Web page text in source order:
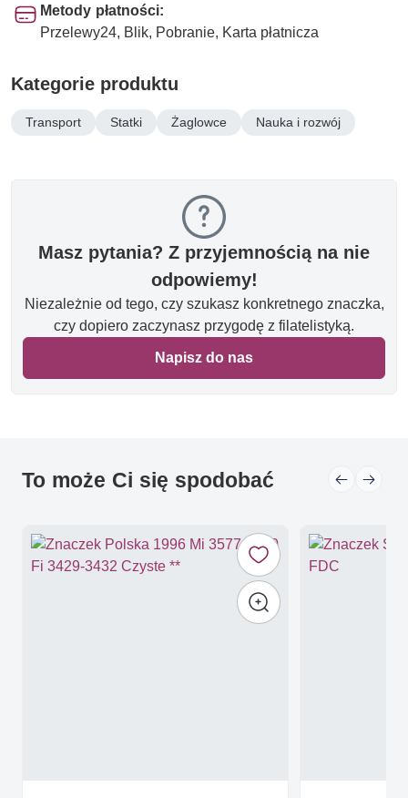
Metody płatności:
Przelewy24, Blik, Pobranie, Karta płatnicza
Kategorie produktu
Transport Statki Żaglowce Nauka i rozwój
Masz pytania? Z przyjemnością na nie
odpowiemy!
Niezależnie od tego, czy szukasz konkretnego znaczka,
czy dopiero zaczynasz przygodę z filatelistyką.
Napisz do nas
To może Ci się spodobać